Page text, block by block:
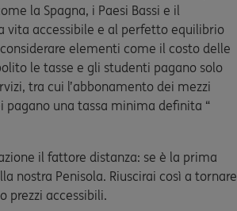
la Spagna, i Paesi Bassi e il
vita accessibile e al perfetto equilibrio
elementi come il costo delle
le tasse e gli studenti pagano solo
tra cui l’abbonamento dei mezzi
pagano una tassa minima definita “
il fattore distanza: se è la prima
nostra Penisola. Riuscirai così a tornare
prezzi accessibili.